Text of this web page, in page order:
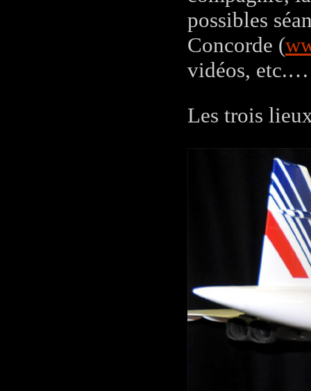
possibles
Concorde (
vidéos, etc.…
Les trois